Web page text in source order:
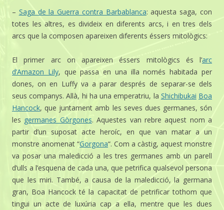
– Saga de la Guerra contra Barbablanca: aquesta saga, con
totes les altres, es divideix en diferents arcs, i en tres dels
arcs que la composen apareixen diferents éssers mitològics:
El primer arc on apareixen éssers mitològics és l’arc
d’Amazon Lily, que passa en una illa només habitada per
dones, on en Luffy va a parar després de separar-se dels
seus companys. Allà, hi ha una emperatriu, la Shichibukai Boa
Hancock, que juntament amb les seves dues germanes, són
les germanes Gòrgones. Aquestes van rebre aquest nom a
partir d’un suposat acte heroíc, en que van matar a un
monstre anomenat “Gorgona“. Com a càstig, aquest monstre
va posar una maledicció a les tres germanes amb un parell
d’ulls a l’esquena de cada una, que petrifica qualsevol persona
que les miri. També, a causa de la maledicció, la germana
gran, Boa Hancock té la capacitat de petrificar tothom que
tingui un acte de luxúria cap a ella, mentre que les dues